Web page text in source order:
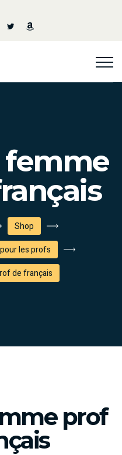
femme
Shop
les profs
de français
prof